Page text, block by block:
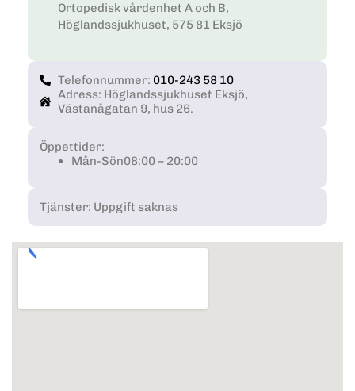
Ortopedisk vårdenhet A och B,
Höglandssjukhuset, 575 81 Eksjö
Telefonnummer: 010-243 58 10
Adress: Höglandssjukhuset Eksjö,
Västanågatan 9, hus 26.
Öppettider:
Mån-Sön08:00 – 20:00
Tjänster: Uppgift saknas